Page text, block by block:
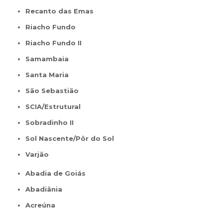
Recanto das Emas
Riacho Fundo
Riacho Fundo II
Samambaia
Santa Maria
São Sebastião
SCIA/Estrutural
Sobradinho II
Sol Nascente/Pôr do Sol
Varjão
Abadia de Goiás
Abadiânia
Acreúna